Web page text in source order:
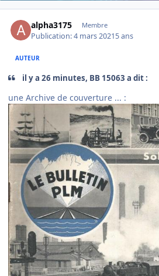
alpha3175 Membre
Publication:4 mars 20215 ans
AUTEUR
il y a 26 minutes, BB 15063 a dit :
une Archive de couverture ... :